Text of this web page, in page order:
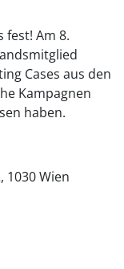
Am 8.
Cases aus den
Kampagnen
haben.
1030 Wien